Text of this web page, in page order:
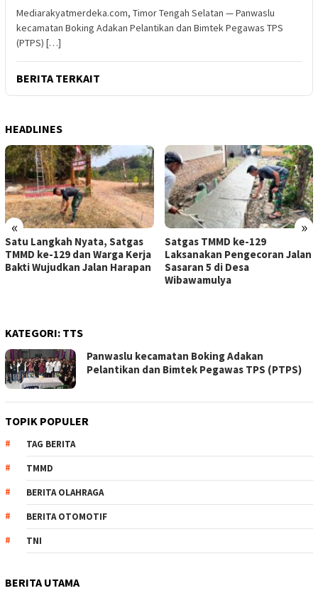
Mediarakyatmerdeka.com, Timor Tengah Selatan — Panwaslu
kecamatan Boking Adakan Pelantikan dan Bimtek Pegawas TPS
(PTPS) […]
BERITA TERKAIT
HEADLINES
« »
Satu Langkah Nyata, Satgas
TMMD ke-129 dan Warga Kerja
Bakti Wujudkan Jalan Harapan
Satgas TMMD ke-129
Laksanakan Pengecoran Jalan
Sasaran 5 di Desa
Wibawamulya
KATEGORI: TTS
Panwaslu kecamatan Boking Adakan
Pelantikan dan Bimtek Pegawas TPS (PTPS)
TOPIK POPULER
TAG BERITA
TMMD
BERITA OLAHRAGA
BERITA OTOMOTIF
TNI
BERITA UTAMA